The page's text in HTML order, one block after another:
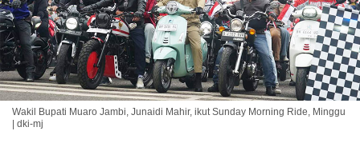
Wakil Bupati Muaro Jambi, Junaidi Mahir, ikut Sunday Morning Ride, Minggu
| dki-mj